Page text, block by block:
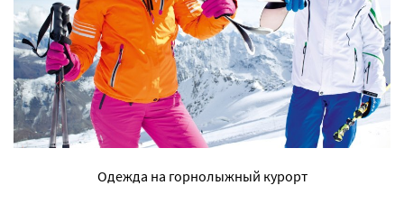
Одежда на горнолыжный курорт